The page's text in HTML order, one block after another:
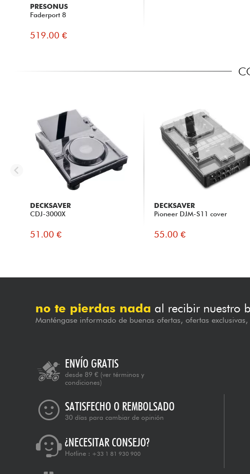
PRESONUS
Faderport 8
519.00 €
DECKSAVER
CDJ-3000X
51.00 €
DECKSAVER
Pioneer DJM-S11 cover
55.00 €
no te pierdas nada al recibir nuestro
Manténgase informado de buenas ofertas, ofertas
ENVÍO GRATIS
desde 89 € (ver términos y
condiciones)
SATISFECHO O REMBOLSADO
30 días para cambiar de opinión
¿NECESITAR CONSEJO?
Hotline : +33 1 81 930 900